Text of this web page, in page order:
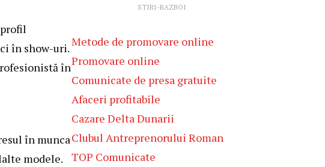
în show-uri.
în
în munca
modele.
STIRI-RAZBOI
Metode de promovare online
Promovare online
Comunicate de presa gratuite
Afaceri profitabile
Cazare Delta Dunarii
Clubul Antreprenorului Roman
TOP Comunicate